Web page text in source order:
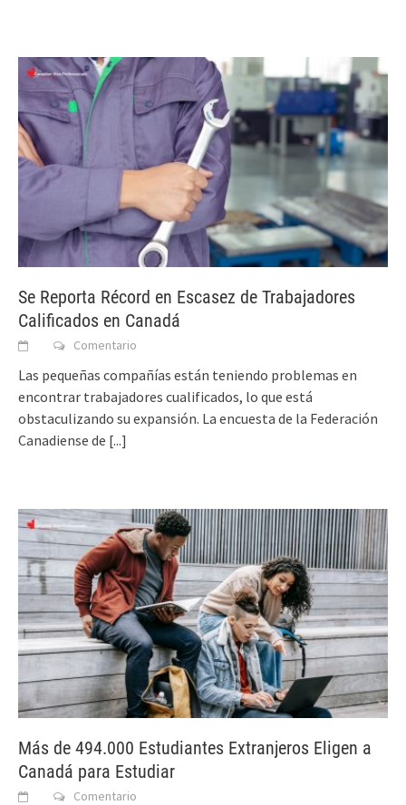
Se Reporta Récord en Escasez de Trabajadores
Calificados en Canadá
Comentario
Las pequeñas compañías están teniendo problemas en
encontrar trabajadores cualificados, lo que está
obstaculizando su expansión. La encuesta de la Federación
Canadiense de [...]
Más de 494.000 Estudiantes Extranjeros Eligen a
Canadá para Estudiar
Comentario